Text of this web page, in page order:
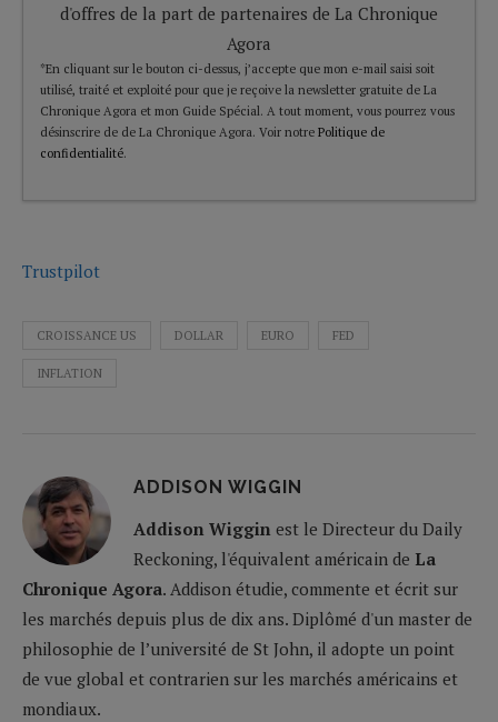
d'offres de la part de partenaires de La Chronique
Agora
*En cliquant sur le bouton ci-dessus, j’accepte que mon e-mail saisi soit
utilisé, traité et exploité pour que je reçoive la newsletter gratuite de La
Chronique Agora et mon Guide Spécial. A tout moment, vous pourrez vous
désinscrire de de La Chronique Agora. Voir notre Politique de
confidentialité.
Trustpilot
CROISSANCE US DOLLAR EURO FED
INFLATION
ADDISON WIGGIN
Addison Wiggin est le Directeur du Daily
Reckoning, l'équivalent américain de La
Chronique Agora. Addison étudie, commente et écrit sur
les marchés depuis plus de dix ans. Diplômé d'un master de
philosophie de l’université de St John, il adopte un point
de vue global et contrarien sur les marchés américains et
mondiaux.